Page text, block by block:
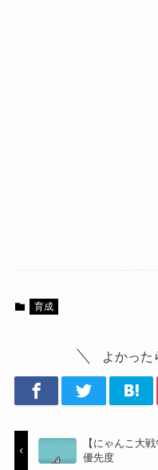
育成
よかった
【にゃんこ大
優先度